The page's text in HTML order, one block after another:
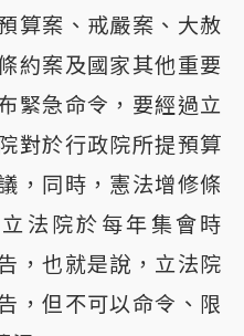
算案、戒嚴案、大赦
約案及國家其他重要
緊急命令，要經過立
對於行政院所提預算
，同時，憲法增修條
法院於每年集會時
，也就是說，立法院
，但不可以命令、限